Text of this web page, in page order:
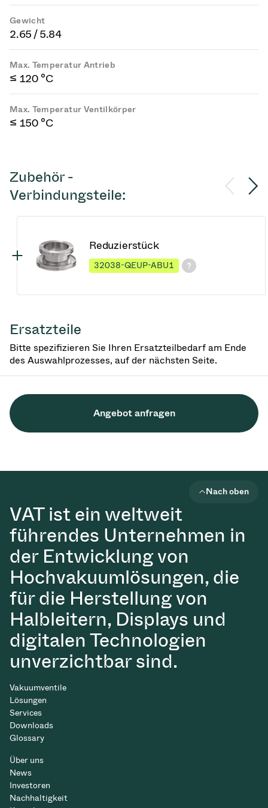
Gewicht
2.65 / 5.84
Max. Temperatur Antrieb
≤ 120 °C
Max. Temperatur Ventilkörper
≤ 150 °C
Zubehör -
Verbindungsteile:
Reduzierstück
32038-QEUP-ABU1
Ersatzteile
Bitte spezifizieren Sie Ihren Ersatzteilbedarf am Ende
des Auswahlprozesses, auf der nächsten Seite.
Angebot anfragen
VAT ist ein weltweit
führendes Unternehmen in
der Entwicklung von
Hochvakuumlösungen, die
für die Herstellung von
Halbleitern, Displays und
digitalen Technologien
unverzichtbar sind.
Nach oben
Vakuumventile
Lösungen
Services
Downloads
Glossary
Über uns
News
Investoren
Nachhaltigkeit